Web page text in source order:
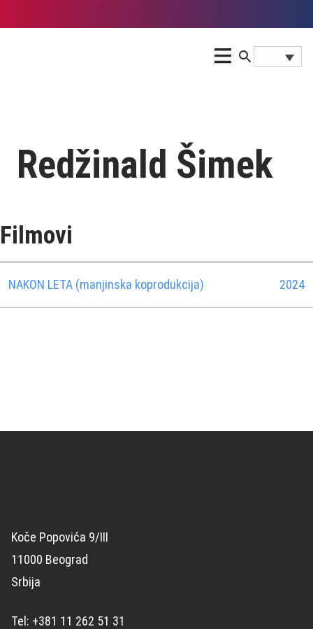
Redžinald Šimek
Filmovi
NAKON LETA (manjinska koprodukcija) 2024
Koče Popovića 9/III
11000 Beograd
Srbija
Tel: +381 11 262 51 31